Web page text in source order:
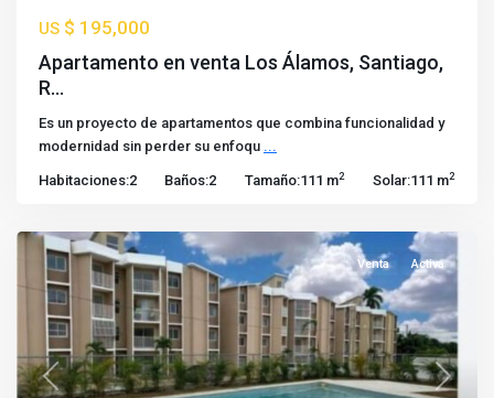
US $ 195,000
Apartamento en venta Los Álamos, Santiago,
R...
Es un proyecto de apartamentos que combina funcionalidad y
modernidad sin perder su enfoqu ...
Habitaciones:2 Baños:2 Tamaño:111 m2 Solar:111 m2
Previous Next
Venta Activa